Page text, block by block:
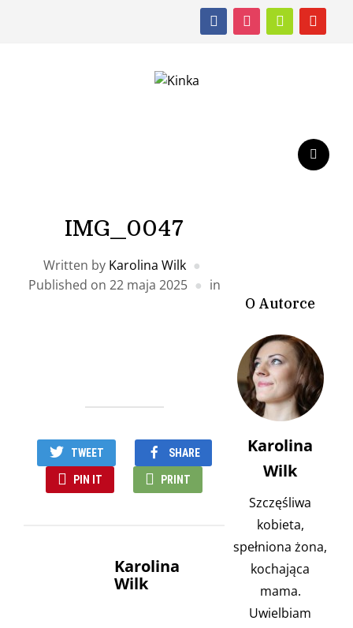
facebookinstagramshopping-
cart
youtube
IMG_0047
Written by Karolina Wilk
Published on 22 maja 2025 in
TWEET SHARE
PIN IT PRINT
Karolina
Wilk
O Autorce
Karolina
Wilk
Szczęśliwa
kobieta,
spełniona żona,
kochająca
mama.
Uwielbiam